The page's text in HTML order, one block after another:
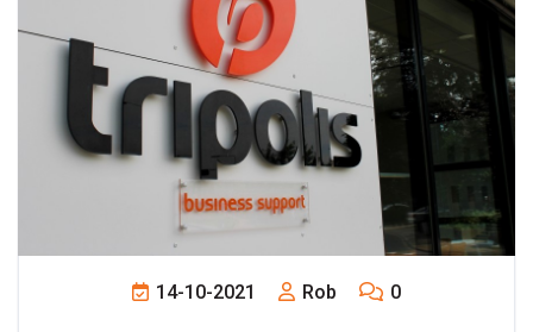
14-10-2021 Rob 0